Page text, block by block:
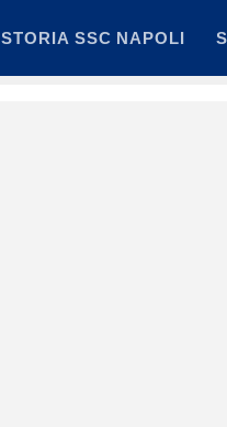
STORIA SSC NAPOLI